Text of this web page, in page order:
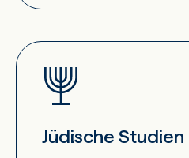
Jüdische Studien